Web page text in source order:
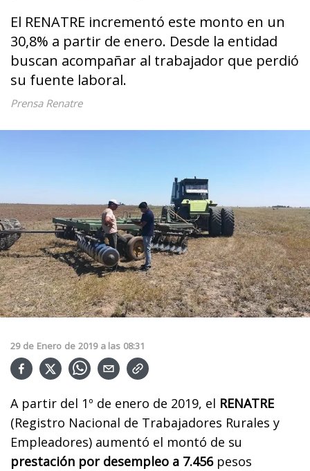
El RENATRE incrementó este monto en un
30,8% a partir de enero. Desde la entidad
buscan acompañar al trabajador que perdió
su fuente laboral.
Prensa Renatre
29 de Enero de 2019 a las 08:31
A partir del 1º de enero de 2019, el RENATRE
(Registro Nacional de Trabajadores Rurales y
Empleadores) aumentó el montó de su
prestación por desempleo a 7.456pesos